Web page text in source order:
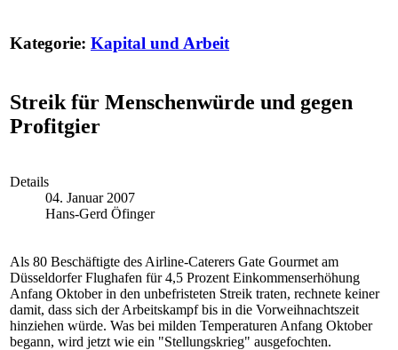
Kategorie: Kapital und Arbeit
Streik für Menschenwürde und gegen
Profitgier
Details
04. Januar 2007
Hans-Gerd Öfinger
Als 80 Beschäftigte des Airline-Caterers Gate Gourmet am
Düsseldorfer Flughafen für 4,5 Prozent Einkommenserhöhung
Anfang Oktober in den unbefristeten Streik traten, rechnete keiner
damit, dass sich der Arbeitskampf bis in die Vorweihnachtszeit
hinziehen würde. Was bei milden Temperaturen Anfang Oktober
begann, wird jetzt wie ein "Stellungskrieg" ausgefochten.